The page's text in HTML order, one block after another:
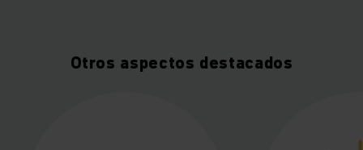
Otros aspectos destacados